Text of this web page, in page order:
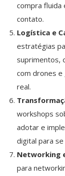
compra
contato.
Logística e
estratégias
suprimentos,
com drones
real.
workshops
adotar e
digital para
Networking
para